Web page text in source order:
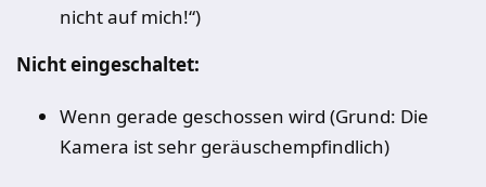
nicht auf mich!“)
Nicht eingeschaltet:
Wenn gerade geschossen wird (Grund: Die
Kamera ist sehr geräuschempfindlich)